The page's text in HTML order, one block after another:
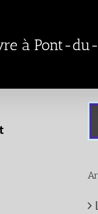
à Pont-du-